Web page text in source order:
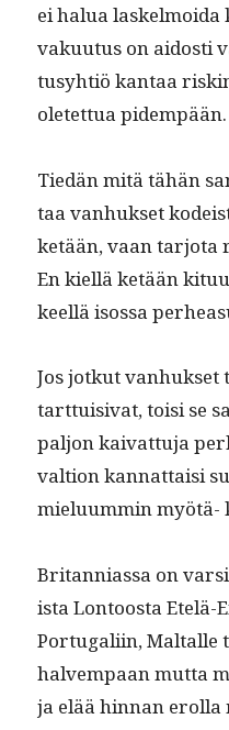
ei halua
vaku­u­tus on aidosti
tusy­htiö kan­taa
oletet­tua pidempään.
Tiedän mitä tähän
taa van­huk­set
ketään, vaan tar­jo­ta
En kiel­lä ketään
keel­lä isos­sa
Jos jotkut
tart­tuisi­vat, toisi se
paljon kai­vat­tu­ja
val­tion kan­nat­taisi
mielu­um­min myötä-
Bri­tan­ni­as­sa on
ista Lon­toos­ta
Por­tu­gali­in, Mal­talle
halvem­paan mut­ta
ja elää hin­nan erol­la